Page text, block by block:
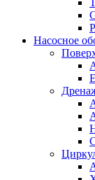
Насосное